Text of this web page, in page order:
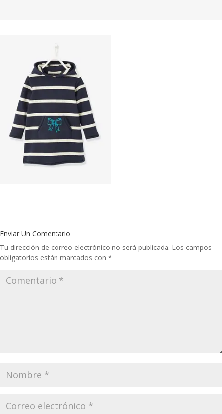
Enviar Un Comentario
Tu dirección de correo electrónico no será publicada. Los campos
obligatorios están marcados con *